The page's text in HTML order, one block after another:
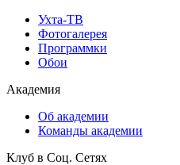
Ухта-ТВ
Фотогалерея
Программки
Обои
Академия
Об академии
Команды академии
Клуб в Соц. Сетях